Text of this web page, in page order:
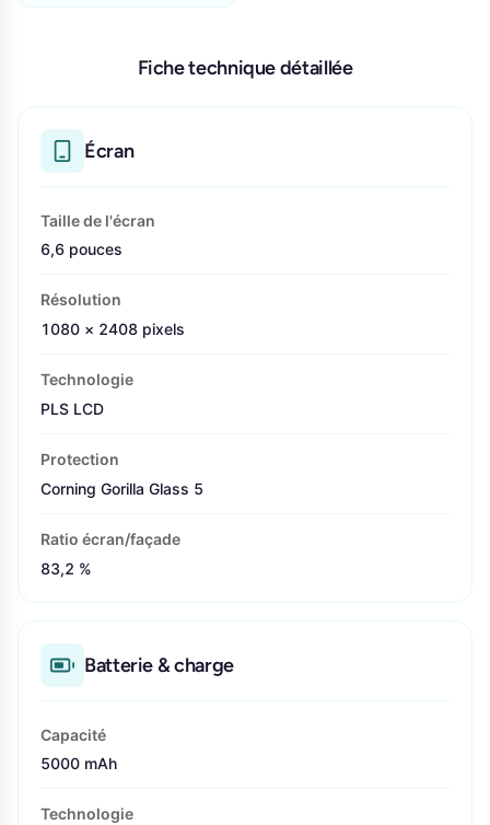
Fiche technique détaillée
Écran
Taille de l'écran
6,6 pouces
Résolution
1080 × 2408 pixels
Technologie
PLS LCD
Protection
Corning Gorilla Glass 5
Ratio écran/façade
83,2 %
Batterie & charge
Capacité
5000 mAh
Technologie